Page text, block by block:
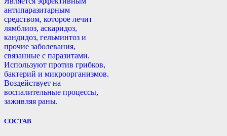
антипаразитарным
средством, которое лечит
лямблиоз, аскаридоз,
кандидоз, гельминтоз и
прочие заболевания,
связанные с паразитами.
Используют против грибков,
бактерий и микроорганизмов.
Воздействует на
воспалительные процессы,
заживляя раны.
СОСТАВ